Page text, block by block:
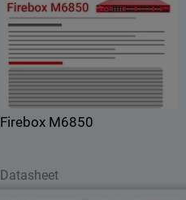
Firebox M6850
Datasheet
Obtenha o máximo desempenho
possível para a borda do data center e
redes de alta densidade com
conectividade integrada de 25G, 50G e